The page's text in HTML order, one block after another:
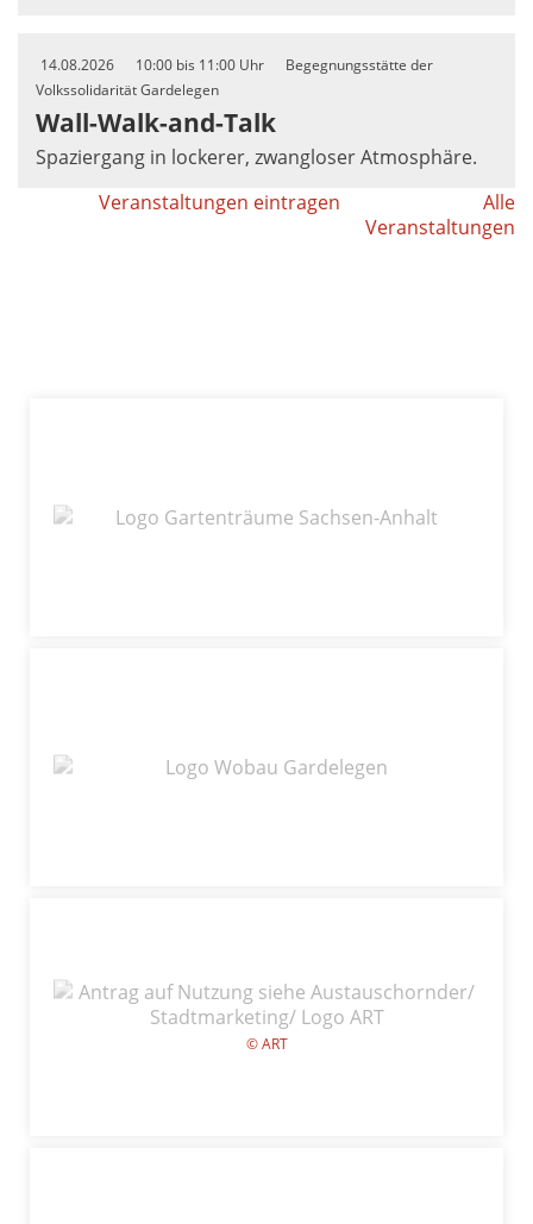
14.08.2026 10:00 bis 11:00 Uhr
Begegnungsstätte der
Volkssolidarität Gardelegen
Wall-Walk-and-Talk
Spaziergang in lockerer, zwangloser Atmosphäre.
Veranstaltungen eintragen
Alle
Veranstaltungen
© ART